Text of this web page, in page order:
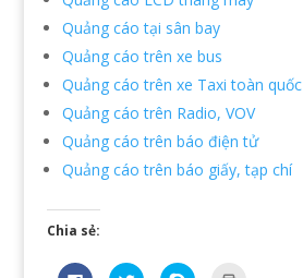
Quảng cáo tại sân bay
Quảng cáo trên xe bus
Quảng cáo trên xe Taxi toàn quốc
Quảng cáo trên Radio, VOV
Quảng cáo trên báo điện tử
Quảng cáo trên báo giấy, tạp chí
Chia sẻ: